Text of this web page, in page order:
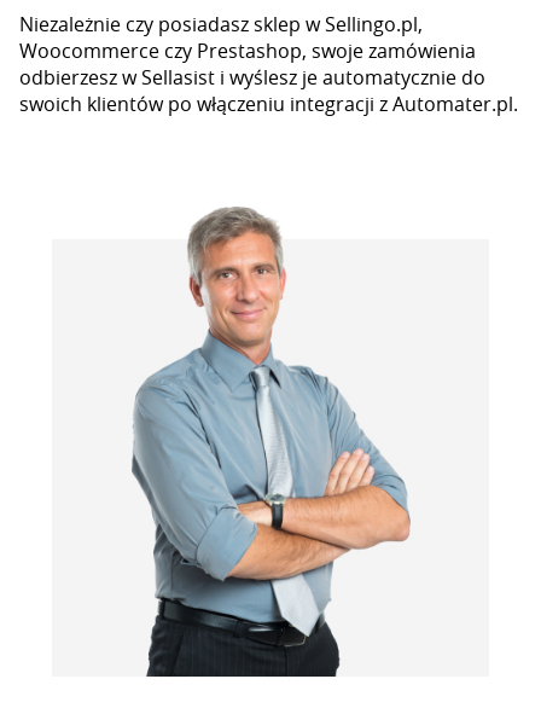
Niezależnie czy posiadasz sklep w Sellingo.pl,
Woocommerce czy Prestashop, swoje zamówienia
odbierzesz w Sellasist i wyślesz je automatycznie do
swoich klientów po włączeniu integracji z Automater.pl.